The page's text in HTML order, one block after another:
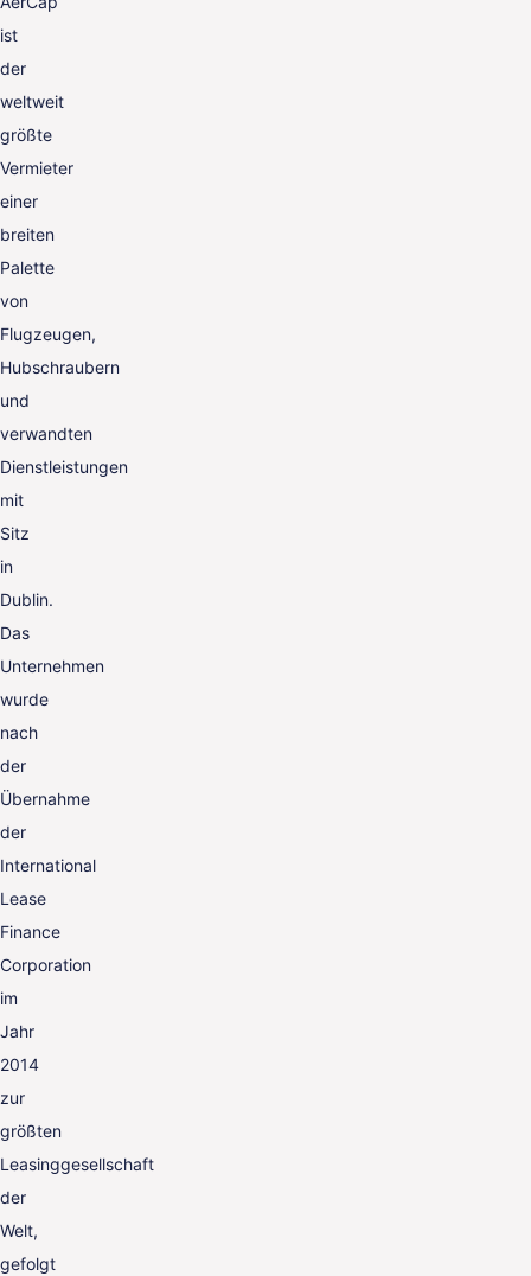
ist
der
weltweit
größte
Vermieter
einer
breiten
Palette
von
Flugzeugen,
Hubschraubern
und
verwandten
Dienstleistungen
mit
Sitz
in
Dublin.
Das
Unternehmen
wurde
nach
der
Übernahme
der
International
Lease
Finance
Corporation
im
Jahr
2014
zur
größten
Leasinggesellschaft
der
Welt,
gefolgt